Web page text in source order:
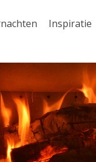
Inspiratie